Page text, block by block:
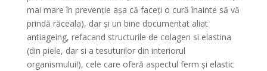
mai mare în prevenție așa că faceți o cură înainte să vă
prindă răceala), dar și un bine documentat aliat
antiageing, refacand structurile de colagen si elastina
(din piele, dar si a tesuturilor din interiorul
organismului!), cele care oferă aspectul ferm și elastic